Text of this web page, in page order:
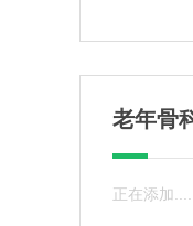
正在添加......